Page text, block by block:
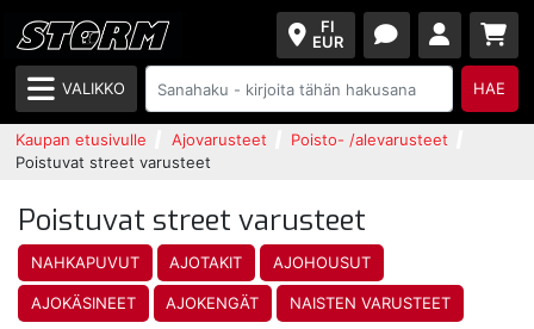
FI
EUR
VALIKKO HAE
Kaupan etusivulle Ajovarusteet
Poisto- /alevarusteet
Poistuvat street varusteet
Poistuvat street varusteet
NAHKAPUVUT AJOTAKIT AJOHOUSUT
AJOKÄSINEET AJOKENGÄT NAISTEN VARUSTEET